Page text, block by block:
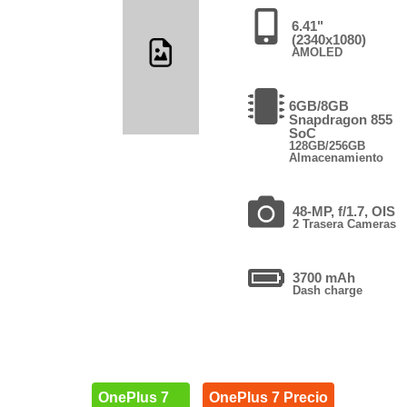
6.41"
(2340x1080)
AMOLED
6GB/8GB
Snapdragon 855
SoC
128GB/256GB
Almacenamiento
48-MP, f/1.7, OIS
2 Trasera Cameras
3700 mAh
Dash charge
OnePlus 7 OnePlus 7 Precio